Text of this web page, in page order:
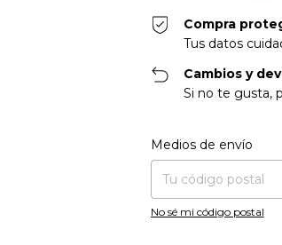
Compra
Tus datos
Cambios y
Si no te gusta,
Entregas para el CP:
Medios de envío
No sé mi código postal